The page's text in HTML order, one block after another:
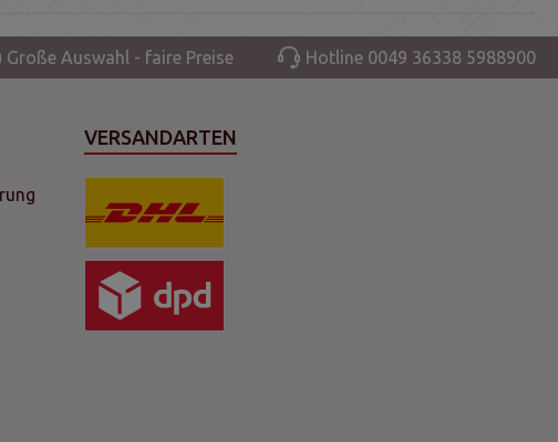
Große Auswahl - faire Preise Hotline 0049 36338 5988900
VERSANDARTEN